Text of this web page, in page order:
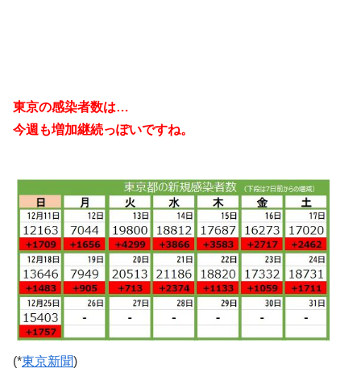
東京の感染者数は…
今週も増加継続っぽいですね。
(*東京新聞)